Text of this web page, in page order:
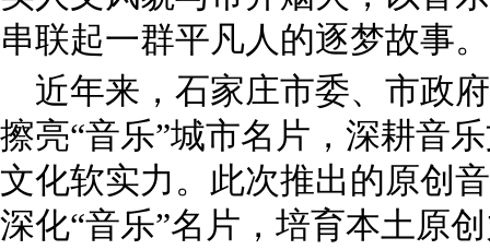
串联起一群平凡人的逐梦故事。
近年来，石家庄市委、市政
擦亮“音乐”城市名片，深耕音
文化软实力。此次推出的原创
深化“音乐”名片，培育本土原